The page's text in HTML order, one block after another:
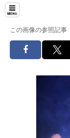
この画像の参照記事